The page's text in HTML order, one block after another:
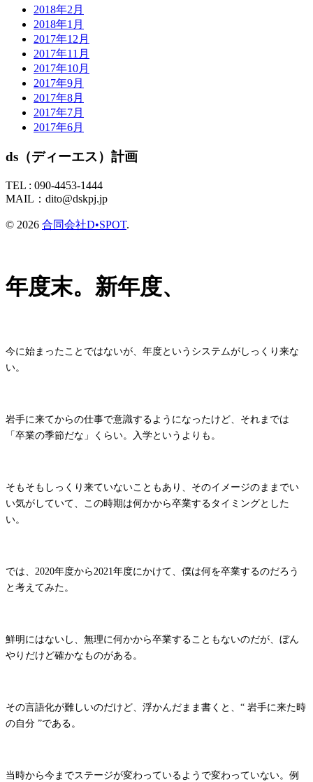
2018年2月
2018年1月
2017年12月
2017年11月
2017年10月
2017年9月
2017年8月
2017年7月
2017年6月
ds（ディーエス）計画
TEL : 090-4453-1444
MAIL： dito@dskpj.jp
© 2026 合同会社D•SPOT.
年度末。新年度、
今に始まったことではないが、年度というシステムがしっくり来な
い。
岩手に来てからの仕事で意識するようになったけど、それまでは
「卒業の季節だな」くらい。入学というよりも。
そもそもしっくり来ていないこともあり、そのイメージのままでい
い気がしていて、この時期は何かから卒業するタイミングとした
い。
では、2020年度から2021年度にかけて、僕は何を卒業するのだろう
と考えてみた。
鮮明にはないし、無理に何かから卒業することもないのだが、ぼん
やりだけど確かなものがある。
その言語化が難しいのだけど、浮かんだまま書くと、“ 岩手に来た時
の自分 ”である。
当時から今までステージが変わっているようで変わっていない。例